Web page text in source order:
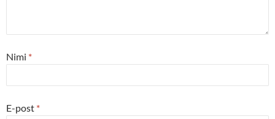
Nimi *
E-post *